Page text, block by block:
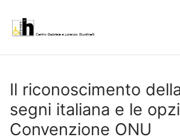
contenuto
Il riconoscimento
segni italiana e le
Convenzione ONU